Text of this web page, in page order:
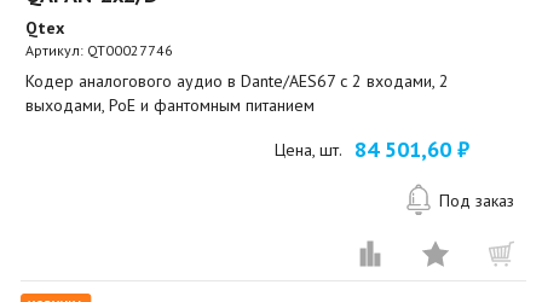
Qtex
Артикул: QT00027746
Кодер аналогового аудио в Dante/AES67 с 2 входами, 2
выходами, PoE и фантомным питанием
Цена, шт. 84 501,60 ₽
Под заказ